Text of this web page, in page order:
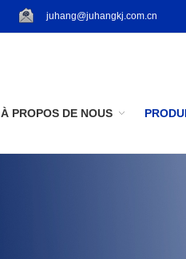
juhang@juhangkj.com.cn
À PROPOS DE NOUS